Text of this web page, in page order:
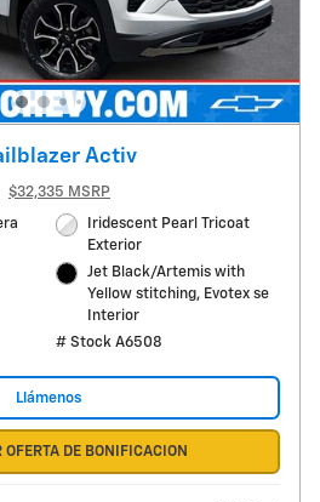
Activ
$32,335 MSRP
Iridescent Pearl Tricoat
Exterior
Jet Black/Artemis with
Yellow stitching, Evotex se
Interior
# Stock A6508
Llámenos
OFERTA DE BONIFICACION